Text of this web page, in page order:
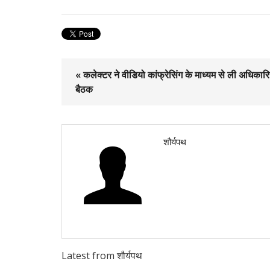
« कलेक्टर ने वीडियो कांफ्रेसिंग के माध्यम से ली
बैठक
शौर्यपथ
Latest from शौर्यपथ